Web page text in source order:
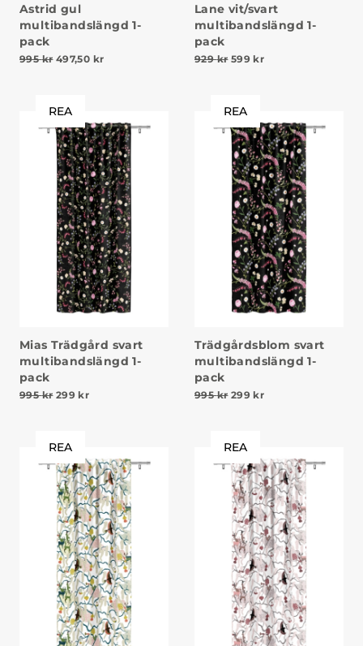
Astrid gul
multibandslängd 1-
pack
995kr Det ursprungliga priset var: 995 kr.
497,50 krDet nuvarande priset är: 497,50 kr.
Lane vit/svart
multibandslängd 1-
pack
929kr Det ursprungliga priset
599 krDet nuvarande
REA
Mias Trädgård svart
multibandslängd 1-
pack
995kr Det ursprungliga priset var: 995 kr.
299 krDet nuvarande priset är: 299 kr.
REA
Trädgårdsblom svart
multibandslängd 1-
pack
995kr Det ursprungliga priset
299 krDet nuvarande
REA REA